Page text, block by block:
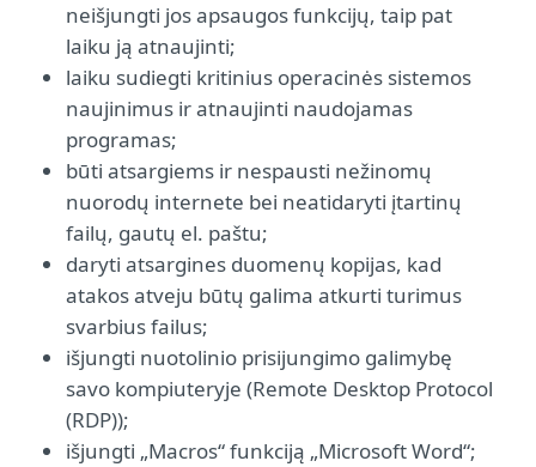
neišjungti jos apsaugos funkcijų, taip pat
laiku ją atnaujinti;
laiku sudiegti kritinius operacinės sistemos
naujinimus ir atnaujinti naudojamas
programas;
būti atsargiems ir nespausti nežinomų
nuorodų internete bei neatidaryti įtartinų
failų, gautų el. paštu;
daryti atsargines duomenų kopijas, kad
atakos atveju būtų galima atkurti turimus
svarbius failus;
išjungti nuotolinio prisijungimo galimybę
savo kompiuteryje (Remote Desktop Protocol
(RDP));
išjungti „Macros“ funkciją „Microsoft Word“;